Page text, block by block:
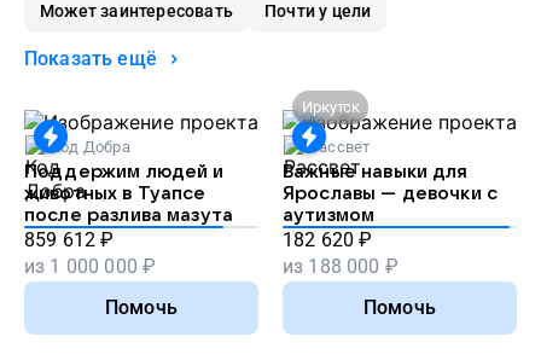
Может заинтересовать Почти у цели
Показать ещё
Код Добра
Поддержим людей и
животных в Туапсе
после разлива мазута
859 612 ₽
из 1 000 000 ₽
Помочь
Иркутск
Рассвет
Важные навыки для
Ярославы — девочки с
аутизмом
182 620 ₽
из 188 000 ₽
Помочь